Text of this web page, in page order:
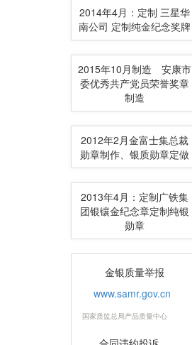
2014年4月：定制 三星华
南公司 定制纯金纪念奖牌
2015年10月制造 安康市
委优秀共产党员荣誉奖章
制造
2012年2月金富士集总裁
勋章制作、银质勋章定做
2013年4月：定制广铁集
团银镶金纪念章定制纯银
勋章
金银质量举报
www.samr.gov.cn
国家质监总局产品质量中心